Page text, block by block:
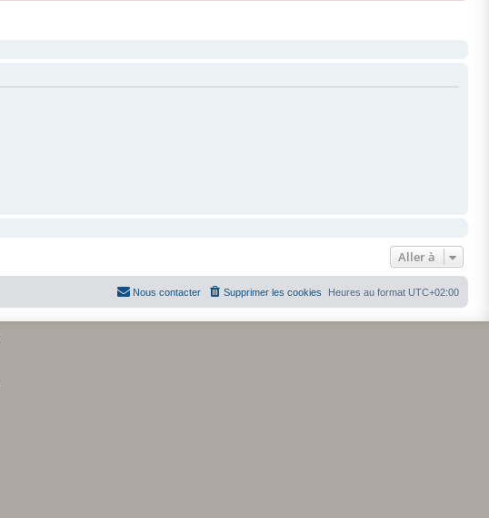
Aller à
Heures au format UTC+02:00
Supprimer les cookies
Nous contacter